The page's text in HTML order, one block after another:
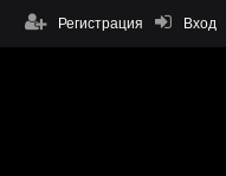
Вход
Регистрация